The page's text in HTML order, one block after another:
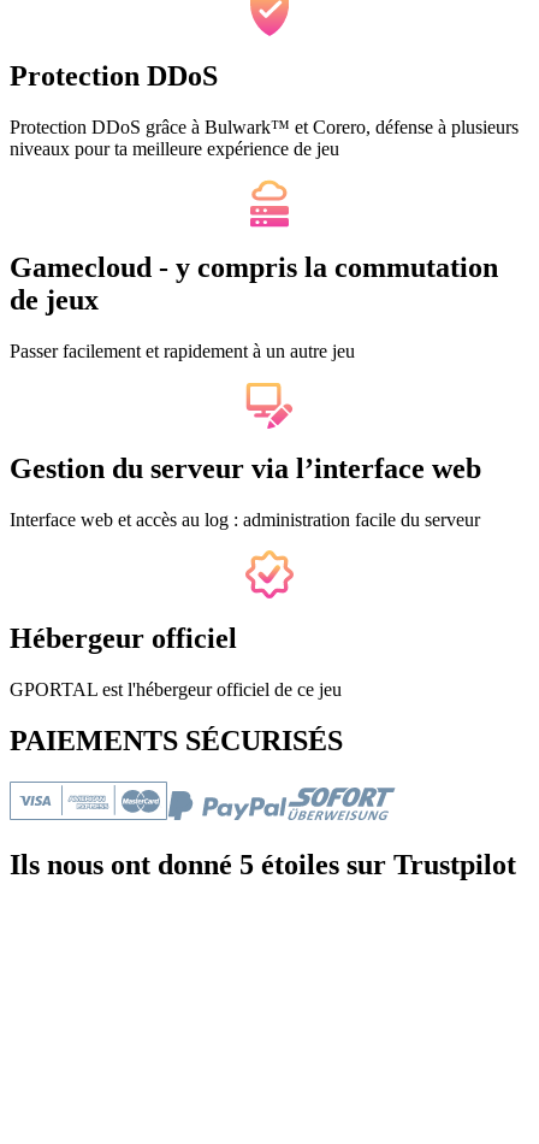
Protection DDoS
Protection DDoS grâce à Bulwark™ et Corero, défense à plusieurs
niveaux pour ta meilleure expérience de jeu
Gamecloud - y compris la commutation
de jeux
Passer facilement et rapidement à un autre jeu
Gestion du serveur via l’interface web
Interface web et accès au log : administration facile du serveur
Hébergeur officiel
GPORTAL est l'hébergeur officiel de ce jeu
PAIEMENTS SÉCURISÉS
Ils nous ont donné 5 étoiles sur Trustpilot